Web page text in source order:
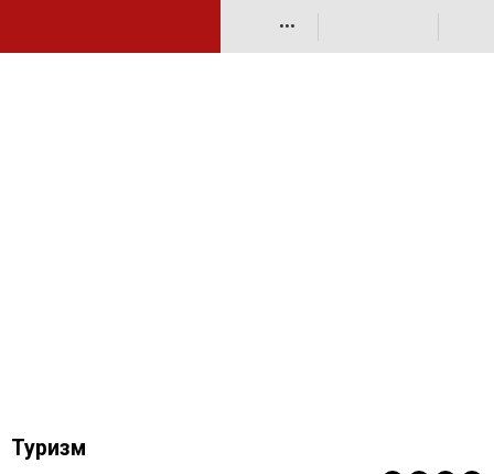
•••
Туризм